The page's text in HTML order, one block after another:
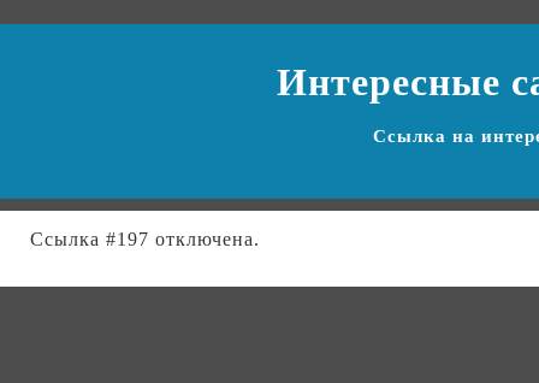
Интересные
Ссылка на
Ссылка #197 отключена.